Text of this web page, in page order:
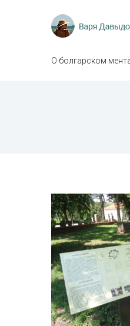
О болгарском